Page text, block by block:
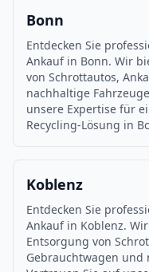
Bonn
Entdecken Sie
Ankauf in Bonn. Wir
von Schrottautos,
nachhaltige
unsere Expertise für
Recycling-Lösung in
Koblenz
Entdecken Sie
Ankauf in Koblenz.
Entsorgung von
Gebrauchtwagen und